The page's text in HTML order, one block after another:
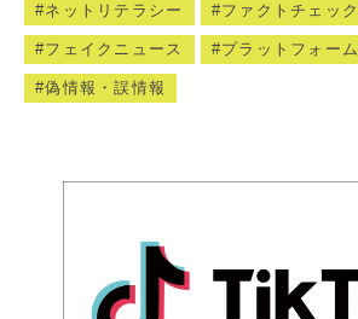
ネットリテラシー ファクトチェック
フェイクニュース プラットフォーム
偽情報・誤情報